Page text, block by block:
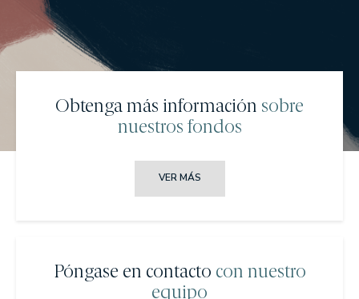
Obtenga más información sobre
nuestros fondos
VER MÁS
Póngase en contacto con nuestro
equipo